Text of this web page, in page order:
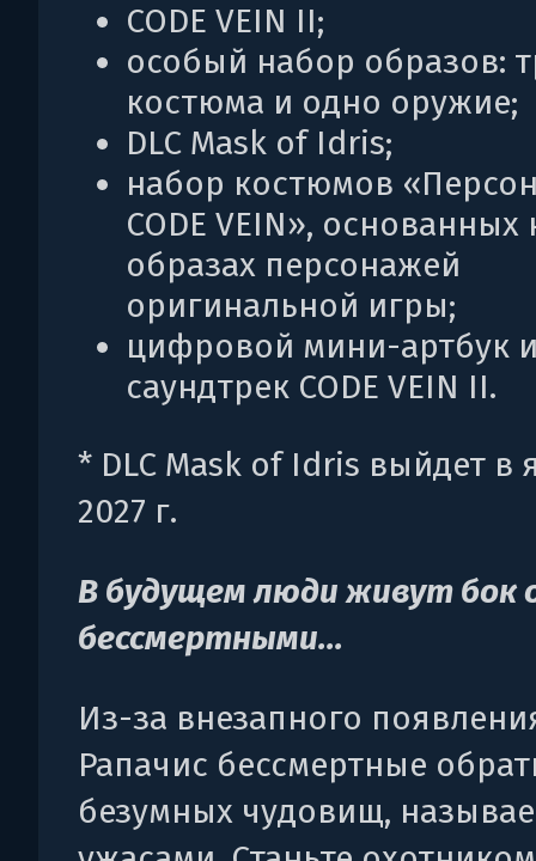
CODE VEIN II;
особый набор образов:
костюма и одно оружие;
DLC Mask of Idris;
набор костюмов
CODE VEIN», основанных
образах персонажей
оригинальной игры;
цифровой мини-артбук
саундтрек CODE VEIN II.
* DLC Mask of Idris выйдет в
2027 г.
В будущем люди живут бок
бессмертными...
Из-за внезапного
Рапачис бессмертные
безумных чудовищ,